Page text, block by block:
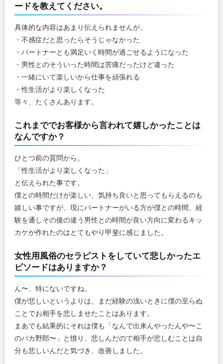
ードを教えてください。
具体的な内容はあまり伝えられませんが、
・不感症だと思ったらそうじゃなかった
・パートナーとも満足いく時間が過ごせるようになった
・男性とのそういった時間は苦痛だったけど違った
・一緒にいて楽しいから仕事を頑張れる
・性生活がより楽しくなった
等々、たくさんあります。
これまででお客様から言われて嬉しかったことは
なんですか？
ひとつ前の質問から。
「性生活がより楽しくなった」
と伝えられた事です。
僕との時間だけが楽しい、気持ち良いと思ってもらえるのも
嬉しい事ですが、現にパートナーがいる方が僕との時間、経
験を通しその後の違う男性との時間が良い方向に変わるキッ
カケが作れたのはとてもやり甲斐に感じました。
女性用風俗のセラピストをしていて悲しかったエ
ピソードはありますか？
ん〜、特にないですね。
僕が悲しいというよりは、まだ経験の浅いときに僕の至らぬ
ことでお相手を悲しませたことはあります。
まあでも結果的にそれは僕も「なんで出来んやったんや〜こ
のバカ野郎〜」と憤り、悲しんだので相手が悲しむことは自
分も悲しいんだと気づき、改善しました。